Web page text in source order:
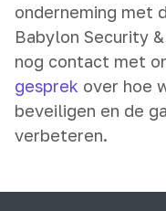
onderneming met
Babylon Security
nog contact met
gesprek over hoe
beveiligen en de
verbeteren.